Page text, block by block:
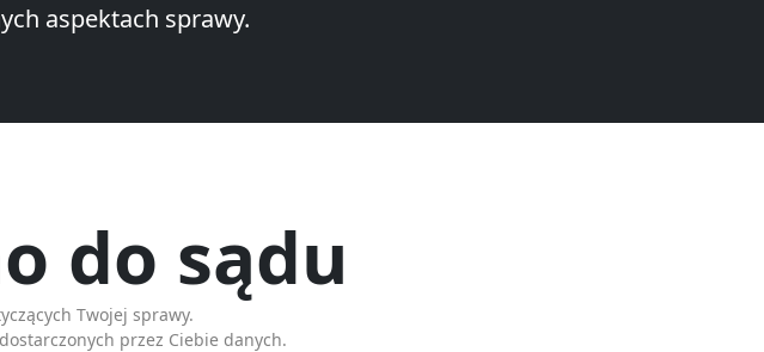
aspektach sprawy.
do sądu
Twojej sprawy.
przez Ciebie danych.